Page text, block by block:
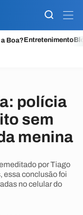
Boa?Entretenimento
polícia
sem
menina
por Tiago
essa conclusão foi
no celular do